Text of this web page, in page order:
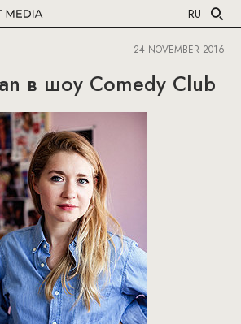
RU
24 NOVEMBER 2016
в шоу Comedy Club